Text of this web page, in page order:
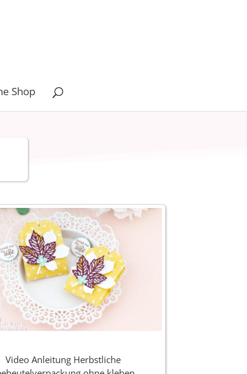
Shop
Video Anleitung Herbstliche